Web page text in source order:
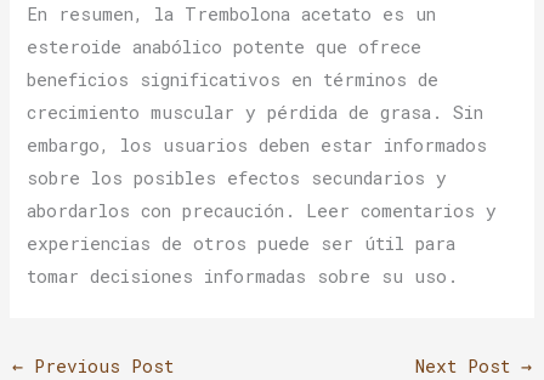
En resumen, la Trembolona acetato es un
esteroide anabólico potente que ofrece
beneficios significativos en términos de
crecimiento muscular y pérdida de grasa. Sin
embargo, los usuarios deben estar informados
sobre los posibles efectos secundarios y
abordarlos con precaución. Leer comentarios y
experiencias de otros puede ser útil para
tomar decisiones informadas sobre su uso.
←Previous Post Next Post→